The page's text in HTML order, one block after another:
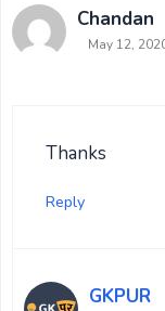
Chandan
May 12,
Thanks
Reply
GKPUR